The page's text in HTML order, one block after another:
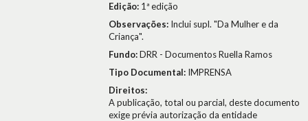
Edição: 1ª edição
Observações: Inclui supl. "Da Mulher e da
Criança".
Fundo:DRR - Documentos Ruella Ramos
Tipo Documental: IMPRENSA
Direitos:
A publicação, total ou parcial, deste documento
exige prévia autorização da entidade